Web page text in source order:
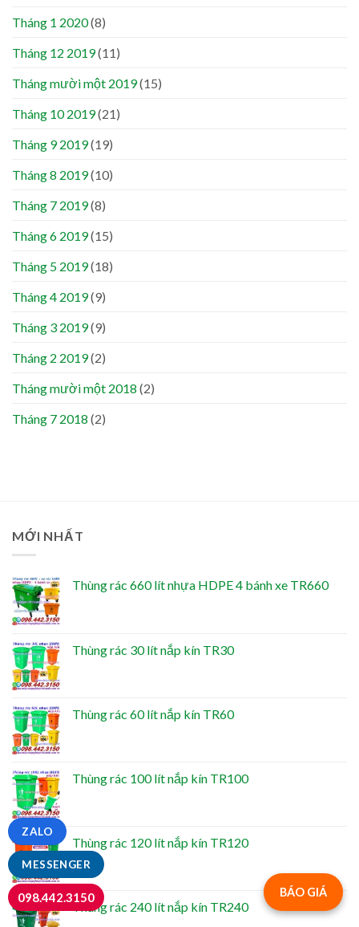
Tháng 1 2020(8)
Tháng 12 2019(11)
Tháng mười một 2019(15)
Tháng 10 2019(21)
Tháng 9 2019(19)
Tháng 8 2019(10)
Tháng 7 2019(8)
Tháng 6 2019(15)
Tháng 5 2019(18)
Tháng 4 2019(9)
Tháng 3 2019(9)
Tháng 2 2019(2)
Tháng mười một 2018 (2)
Tháng 7 2018 (2)
MỚI NHẤT
Thùng rác 660 lít nhựa HDPE 4 bánh xe TR660
Thùng rác 30 lít nắp kín TR30
Thùng rác 60 lít nắp kín TR60
Thùng rác 100 lít nắp kín TR100
Thùng rác 120 lít nắp kín TR120
Thùng rác 240 lít nắp kín TR240
BÁO GIÁ
MESSENGER
ZALO
098.442.3150